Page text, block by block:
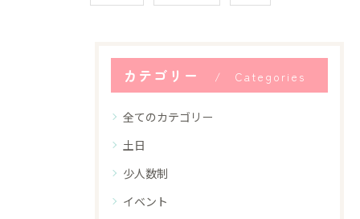
カテゴリー Categories
全てのカテゴリー
土日
少人数制
イベント